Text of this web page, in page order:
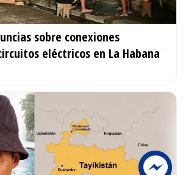
sobre conexiones
eléctricos en La Habana